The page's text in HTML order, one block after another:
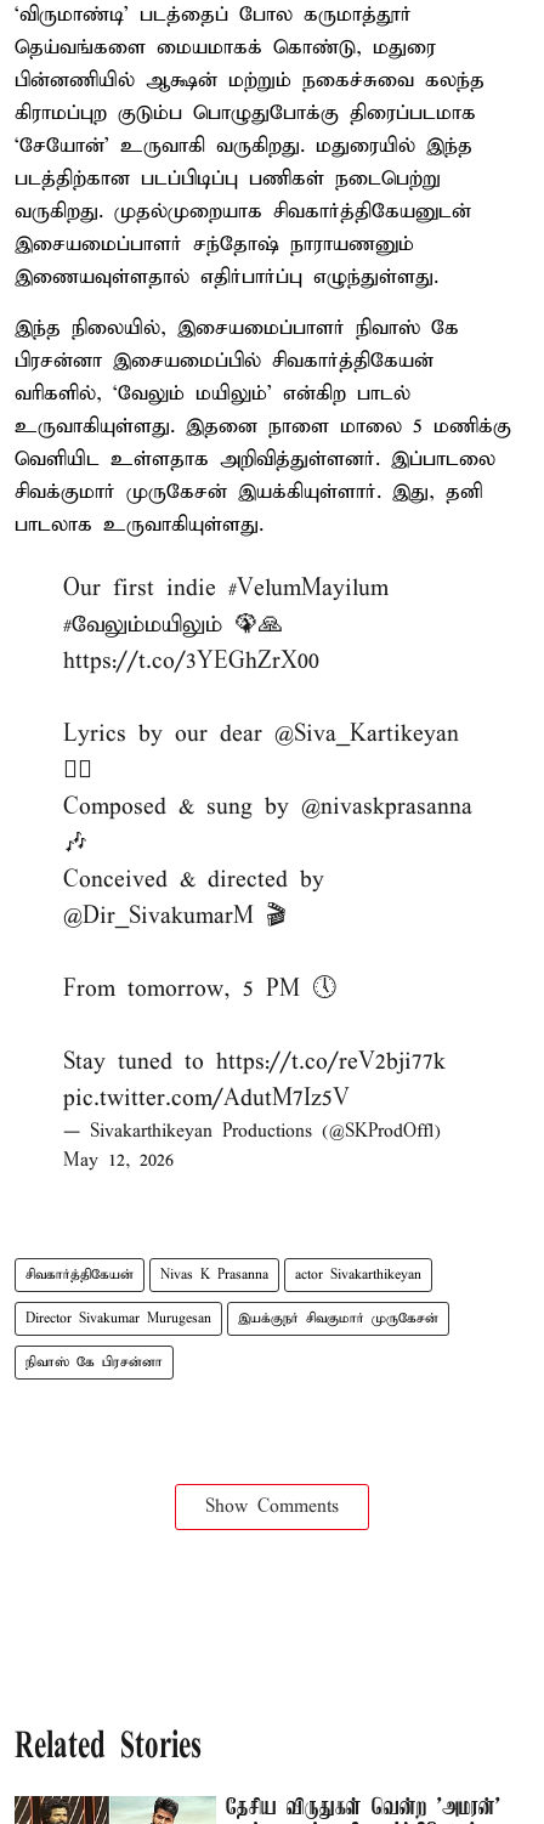
‘விருமாண்டி’ படத்தைப் போல கருமாத்தூர்
தெய்வங்களை மையமாகக் கொண்டு, மதுரை
பின்னணியில் ஆக்ஷன் மற்றும் நகைச்சுவை கலந்த
கிராமப்புற குடும்ப பொழுதுபோக்கு திரைப்படமாக
‘சேயோன்’ உருவாகி வருகிறது. மதுரையில் இந்த
படத்திற்கான படப்பிடிப்பு பணிகள் நடைபெற்று
வருகிறது. முதல்முறையாக சிவகார்த்திகேயனுடன்
இசையமைப்பாளர் சந்தோஷ் நாராயணனும்
இணையவுள்ளதால் எதிர்பார்ப்பு எழுந்துள்ளது.
இந்த நிலையில், இசையமைப்பாளர் நிவாஸ் கே
பிரசன்னா இசையமைப்பில் சிவகார்த்திகேயன்
வரிகளில், ‘வேலும் மயிலும்’ என்கிற பாடல்
உருவாகியுள்ளது. இதனை நாளை மாலை 5 மணிக்கு
வெளியிட உள்ளதாக அறிவித்துள்ளனர். இப்பாடலை
சிவக்குமார் முருகேசன் இயக்கியுள்ளார். இது, தனி
பாடலாக உருவாகியுள்ளது.
Our first indie #VelumMayilum
#வேலும்மயிலும் 🦚🙏
https://t.co/3YEGhZrX00
Lyrics by our dear @Siva_Kartikeyan
✍🏻
Composed & sung by @nivaskprasanna
🎶
Conceived & directed by
@Dir_SivakumarM 🎬
From tomorrow, 5 PM 🕔
Stay tuned to https://t.co/reV2bji77k
pic.twitter.com/AdutM7Iz5V
— Sivakarthikeyan Productions (@SKProdOffl)
May 12, 2026
சிவகார்த்திகேயன் Nivas K Prasanna actor Sivakarthikeyan
Director Sivakumar Murugesan இயக்குநர் சிவகுமார் முருகேசன்
நிவாஸ் கே பிரசன்னா
Show Comments
Related Stories
தேசிய விருதுகள் வென்ற 'அமரன்'